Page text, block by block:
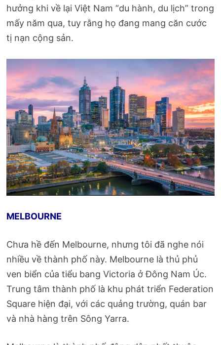
hưởng khi về lại Việt Nam “du hành, du lịch” trong
mấy năm qua, tuy rằng họ đang mang căn cước
tị nạn cộng sản.
MELBOURNE
Chưa hề đến Melbourne, nhưng tôi đã nghe nói
nhiều về thành phố này. Melbourne là thủ phủ
ven biển của tiểu bang Victoria ở Đông Nam Úc.
Trung tâm thành phố là khu phát triển Federation
Square hiện đại, với các quảng trường, quán bar
và nhà hàng trên Sông Yarra.